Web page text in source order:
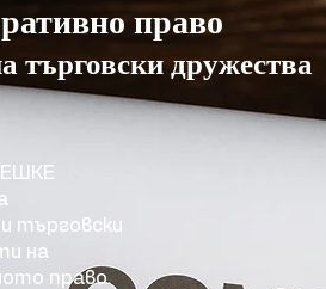
право
търговски
на
право.
търговски дружества